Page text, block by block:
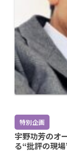
特別企画
宇野功芳のオ
る“批評の現